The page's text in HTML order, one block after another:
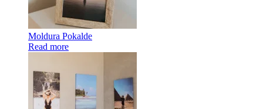
Moldura Pokalde
Read more